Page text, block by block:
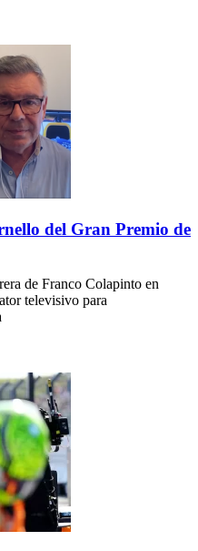
del Gran Premio de
de Franco Colapinto en
televisivo para